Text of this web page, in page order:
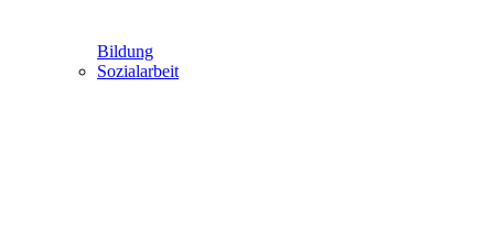
Bildung
Sozialarbeit